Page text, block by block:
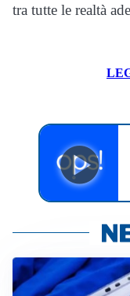
tra tutte le realtà